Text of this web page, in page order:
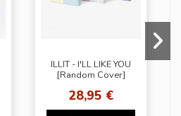
ILLIT - I'LL LIKE YOU
[Random Cover]
28,95 €